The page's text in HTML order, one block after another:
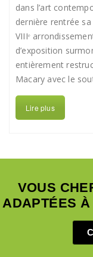
dans l’art
dernière rentrée
VIIIᵉ
d’exposition
entièrement
Macary avec le
Lire plus
VOUS
ADAPTÉES